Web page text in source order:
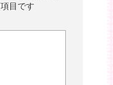
目です